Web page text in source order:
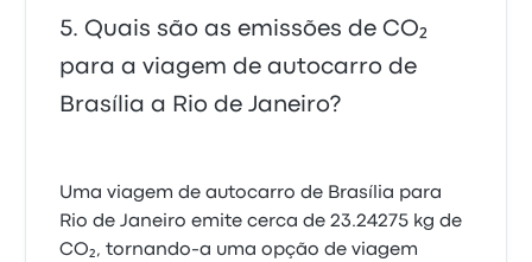
Quais são as emissões de CO₂
para a viagem de autocarro de
Brasília a Rio de Janeiro?
Uma viagem de autocarro de Brasília para
Rio de Janeiro emite cerca de 23.24275 kg de
CO₂, tornando-a uma opção de viagem